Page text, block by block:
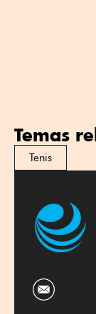
Temas
Tenis